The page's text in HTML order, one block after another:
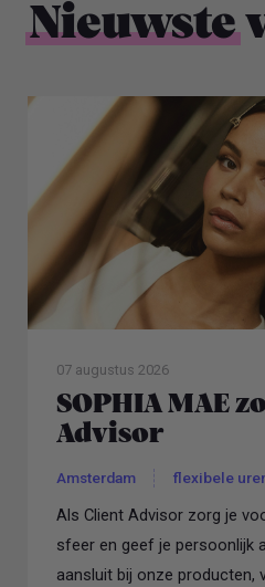
Nieuwste
07 augustus 2026
SOPHIA MAE
Advisor
Amsterdam flexibele
Als Client Advisor zorg je
sfeer en geef je persoonlijk
aansluit bij onze producten,